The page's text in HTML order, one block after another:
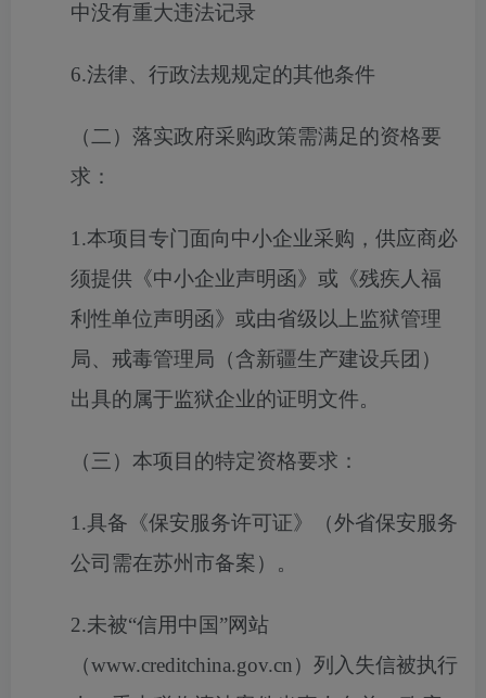
中没有重大违法记录
6.法律、行政法规规定的其他条件
（二）落实政府采购政策需满足的资格要
求：
1.本项目专门面向中小企业采购，供应商必
须提供《中小企业声明函》或《残疾人福
利性单位声明函》或由省级以上监狱管理
局、戒毒管理局（含新疆生产建设兵团）
出具的属于监狱企业的证明文件。
（三）本项目的特定资格要求：
1.具备《保安服务许可证》（外省保安服务
公司需在苏州市备案）。
2.未被“信用中国”网站
（www.creditchina.gov.cn）列入失信被执行